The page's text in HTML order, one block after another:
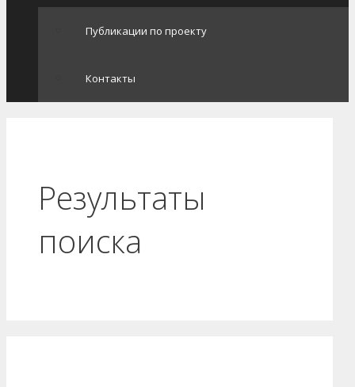
Публикации по проекту
Контакты
Результаты
поиска